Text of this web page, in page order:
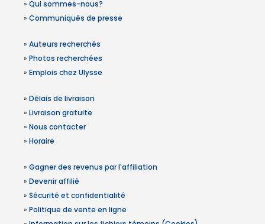
» Qui sommes-nous?
» Communiqués de presse
» Auteurs recherchés
» Photos recherchées
» Emplois chez Ulysse
» Délais de livraison
» Livraison gratuite
» Nous contacter
» Horaire
» Gagner des revenus par l'affiliation
» Devenir affilié
» Sécurité et confidentialité
» Politique de vente en ligne